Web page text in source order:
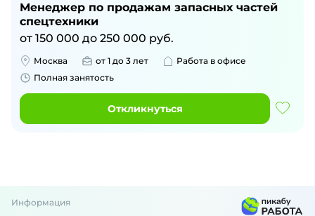
Менеджер по продажам запасных частей
спецтехники
от 150 000 до 250 000 руб.
Москва от 1 до 3 лет
Работа в офисе
Полная занятость
Откликнуться
Информация